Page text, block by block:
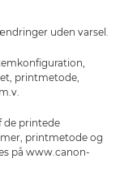
uden varsel.
printmetode,
de printede
printmetode og
på www.canon-